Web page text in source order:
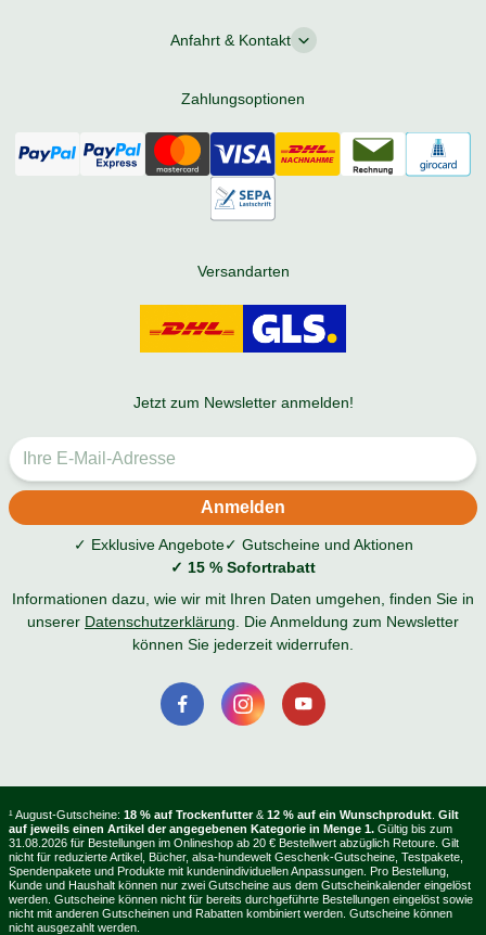
Anfahrt & Kontakt
Zahlungsoptionen
Versandarten
Jetzt zum Newsletter anmelden!
✓ Exklusive Angebote✓ Gutscheine und Aktionen
✓ 15 % Sofortrabatt
Informationen dazu, wie wir mit Ihren Daten umgehen, finden Sie in
unserer Datenschutzerklärung . Die Anmeldung zum Newsletter
können Sie jederzeit widerrufen.
¹ August-Gutscheine: 18 % auf Trockenfutter & 12 % auf ein Wunschprodukt Gilt
auf jeweils einen Artikel der angegebenen Kategorie in Menge 1. Gültig bis zum
31.08.2026 für Bestellungen im Onlineshop ab 20 € Bestellwert abzüglich Retoure. Gilt
nicht für reduzierte Artikel, Bücher, alsa-hundewelt Geschenk-Gutscheine, Testpakete,
Spendenpakete und Produkte mit kundenindividuellen Anpassungen. Pro Bestellung,
Kunde und Haushalt können nur zwei Gutscheine aus dem Gutscheinkalender eingelöst
werden. Gutscheine können nicht für bereits durchgeführte Bestellungen eingelöst sowie
nicht mit anderen Gutscheinen und Rabatten kombiniert werden. Gutscheine können
nicht ausgezahlt werden.